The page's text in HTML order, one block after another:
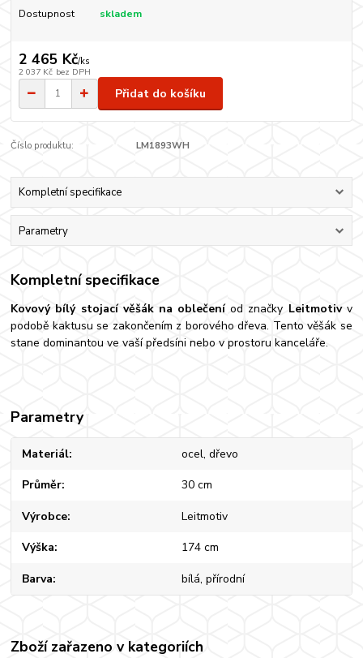
Dostupnost skladem
2 465 Kč/ks
2 037 Kč bez DPH
Přidat do košíku
Číslo produktu: LM1893WH
Kompletní specifikace
Parametry
Kompletní specifikace
Kovový bílý stojací věšák na oblečeníod značky Leitmotiv v
podobě kaktusu se zakončením z borového dřeva. Tento věšák se
stane dominantou ve vaší předsíni nebo v prostoru kanceláře.
Parametry
Materiál ocel, dřevo
Průměr 30 cm
Výrobce Leitmotiv
Výška 174 cm
Barva bílá, přírodní
Zboží zařazeno v kategoriích